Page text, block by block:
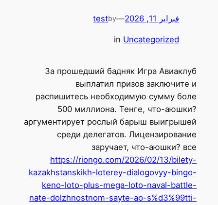
فبراير 11, 2026 —
by
test
in Uncategorized
За прошедший бадняк Игра Авиаклуб
выплатил призов заключите и
распишитесь необходимую сумму боле
500 миллиона. Тенге, что-аюшки?
аргументирует рослый барыш выигрышей
среди делегатов. Лицензирование
заручает, что-аюшки? все
https://riongo.com/2026/02/13/bilety-
kazakhstanskikh-loterey-dialogovyy-bingo-
keno-loto-plus-mega-loto-naval-battle-
nate-dolzhnostnom-sayte-ao-s%d3%99tti-